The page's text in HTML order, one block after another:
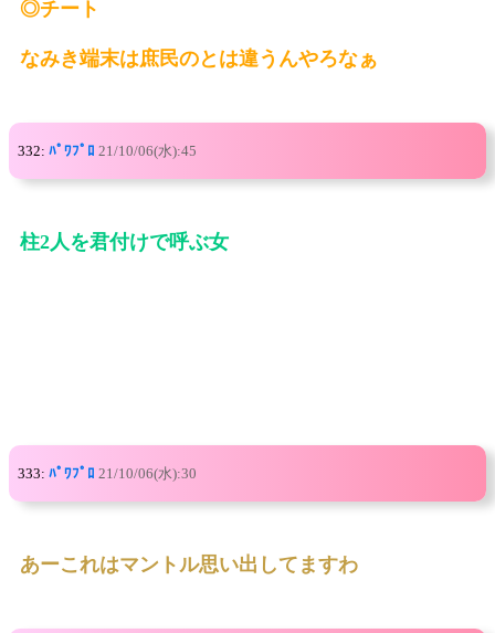
◎チート
なみき端末は庶民のとは違うんやろなぁ
332: ﾊﾟﾜﾌﾟﾛ 21/10/06(水):45
柱2人を君付けで呼ぶ女
333: ﾊﾟﾜﾌﾟﾛ 21/10/06(水):30
あーこれはマントル思い出してますわ